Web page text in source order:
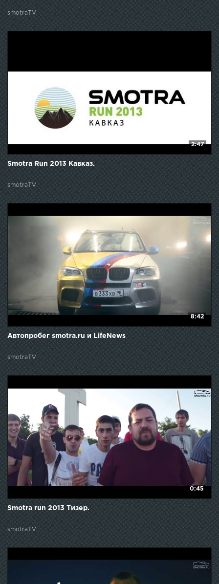
smotraTV
2:47
Smotra Run 2013 Кавказ.
smotraTV
8:42
Автопробег smotra.ru и LifeNews
smotraTV
0:45
Smotra run 2013 Тизер.
smotraTV